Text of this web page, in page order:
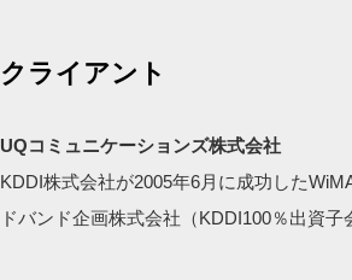
クライアント
UQコミュニケーションズ株式会社
KDDI株式会社が2005年6月に成功した
ドバンド企画株式会社（KDDI100％出資子